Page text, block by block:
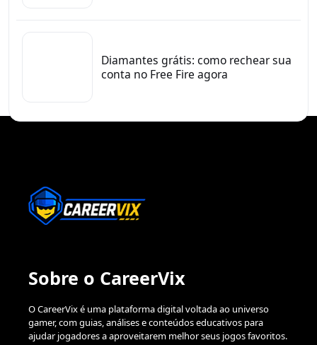
Diamantes grátis: como rechear sua
conta no Free Fire agora
Sobre o CareerVix
O CareerVix é uma plataforma digital voltada ao universo
gamer, com guias, análises e conteúdos educativos para
ajudar jogadores a aproveitarem melhor seus jogos favoritos.